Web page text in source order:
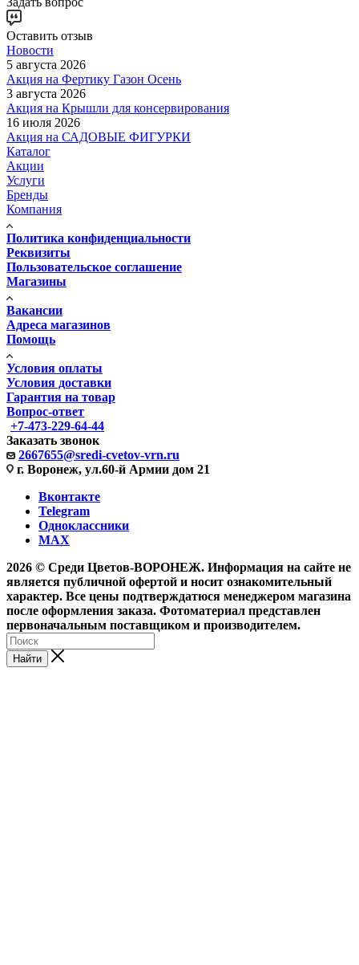
Оставить отзыв
Новости
5 августа 2026
Акция на Фертику Газон Осень
3 августа 2026
Акция на Крышли для консервирования
16 июля 2026
Акция на САДОВЫЕ ФИГУРКИ
Каталог
Акции
Услуги
Бренды
Компания
Политика конфиденциальности
Реквизиты
Пользовательское соглашение
Магазины
Вакансии
Адреса магазинов
Помощь
Условия оплаты
Условия доставки
Гарантия на товар
Вопрос-ответ
+7-473-229-64-44
Заказать звонок
2667655@sredi-cvetov-vrn.ru
г. Воронеж, ул.60-й Армии дом 21
Вконтакте
Telegram
Одноклассники
MAX
2026 © Среди Цветов-ВОРОНЕЖ. Информация на сайте не
является публичной офертой и носит ознакомительный
характер. Все цены подтверждатюся менеджером магазина
после оформления заказа. Фотоматериал представлен
первоначальным поставщиком и производителем.
Найти